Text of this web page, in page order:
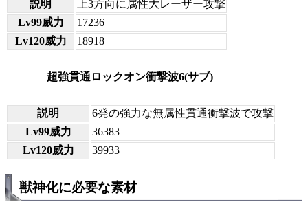
説明
上3方向に属性大レーザー攻撃
Lv99威力
17236
Lv120威力
18918
超強貫通ロックオン衝撃波6(サブ)
説明
6発の強力な無属性貫通衝撃波で攻撃
Lv99威力
36383
Lv120威力
39933
獣神化に必要な素材